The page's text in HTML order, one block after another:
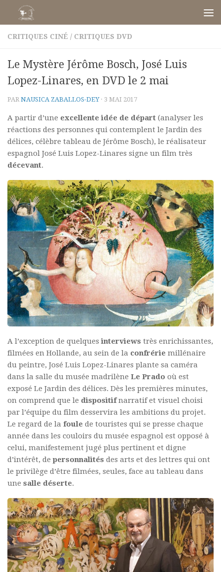
Skip to content
CRITIQUES CINÉ / CRITIQUES DVD
Le Mystère Jérôme Bosch, José Luis
Lopez-Linares, en DVD le 2 mai
PAR NAUSICA ZABALLOS-DEY · 3 MAI 2017
A partir d’une excellente idée de départ (analyser les
réactions des personnes qui contemplent le Jardin des
délices, célèbre tableau de Jérôme Bosch), le réalisateur
espagnol José Luis Lopez-Linares signe un film très
décevant.
A l’exception de quelquesinterviews très enrichissantes,
filmées en Hollande, au sein de la confrérie millénaire
du peintre, José Luis Lopez-Linares plante sa caméra
dans la salle du musée madrilène Le Prado où est
exposé Le Jardin des délices. Dès les premières minutes,
on comprend que le dispositifnarratif et visuel choisi
par l’équipe du film desservira les ambitions du projet.
Le regard de la foule de touristes qui se presse chaque
année dans les couloirs du musée espagnol est opposé à
celui, manifestement jugé plus pertinent et digne
d’intérêt, de personnalités des arts et des lettres qui ont
le privilège d’être filmées, seules, face au tableau dans
une salle déserte.